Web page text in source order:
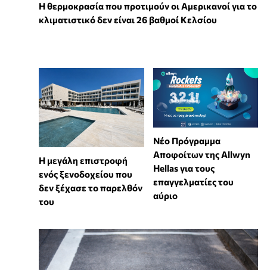
Η θερμοκρασία που προτιμούν οι Αμερικανοί για το
κλιματιστικό δεν είναι 26 βαθμοί Κελσίου
Η μεγάλη επιστροφή
ενός ξενοδοχείου που
δεν ξέχασε το παρελθόν
του
Νέο Πρόγραμμα
Αποφοίτων της Allwyn
Hellas για τους
επαγγελματίες του
αύριο